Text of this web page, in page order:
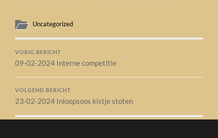
Uncategorized
VORIG BERICHT
09-02-2024 Interne competitie
VOLGEND BERICHT
23-02-2024 Inloopsoos kistje stoten